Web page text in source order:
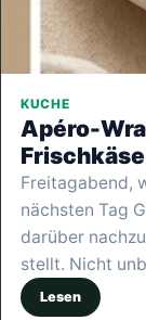
KUCHE
Apéro-
Freitagabend,
nächsten Tag
darüber
stellt. Nicht
Lesen